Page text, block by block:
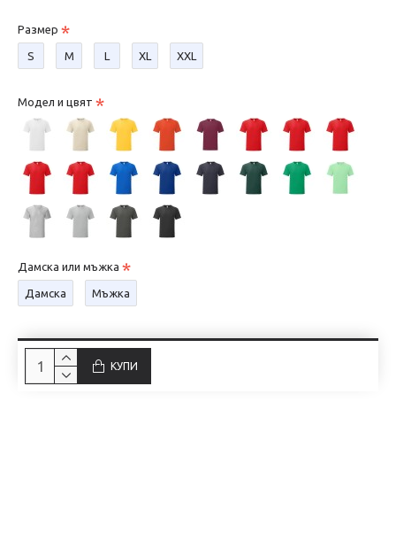
Размер
S М L XL XXL
Модел и цвят
Дамска или мъжка
Дамска Мъжка
КУПИ